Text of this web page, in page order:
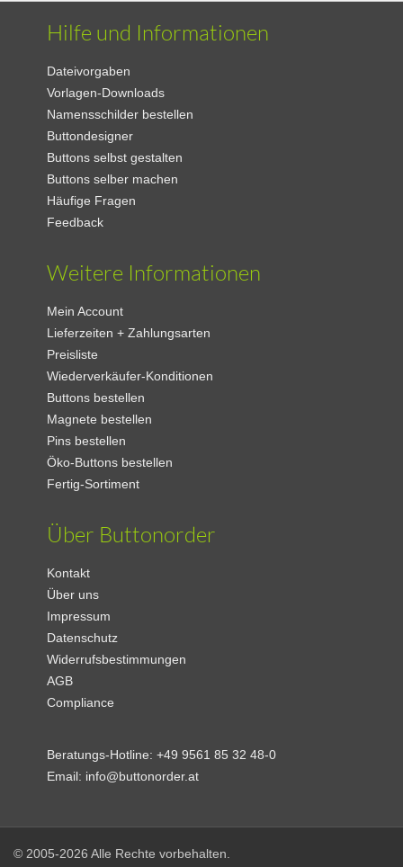
Hilfe und Informationen
Dateivorgaben
Vorlagen-Downloads
Namensschilder bestellen
Buttondesigner
Buttons selbst gestalten
Buttons selber machen
Häufige Fragen
Feedback
Weitere Informationen
Mein Account
Lieferzeiten + Zahlungsarten
Preisliste
Wiederverkäufer-Konditionen
Buttons bestellen
Magnete bestellen
Pins bestellen
Öko-Buttons bestellen
Fertig-Sortiment
Über Buttonorder
Kontakt
Über uns
Impressum
Datenschutz
Widerrufsbestimmungen
AGB
Compliance
Beratungs-Hotline:+49 9561 85 32 48-0
Email: info@buttonorder.at
© 2005-2026 Alle Rechte vorbehalten.